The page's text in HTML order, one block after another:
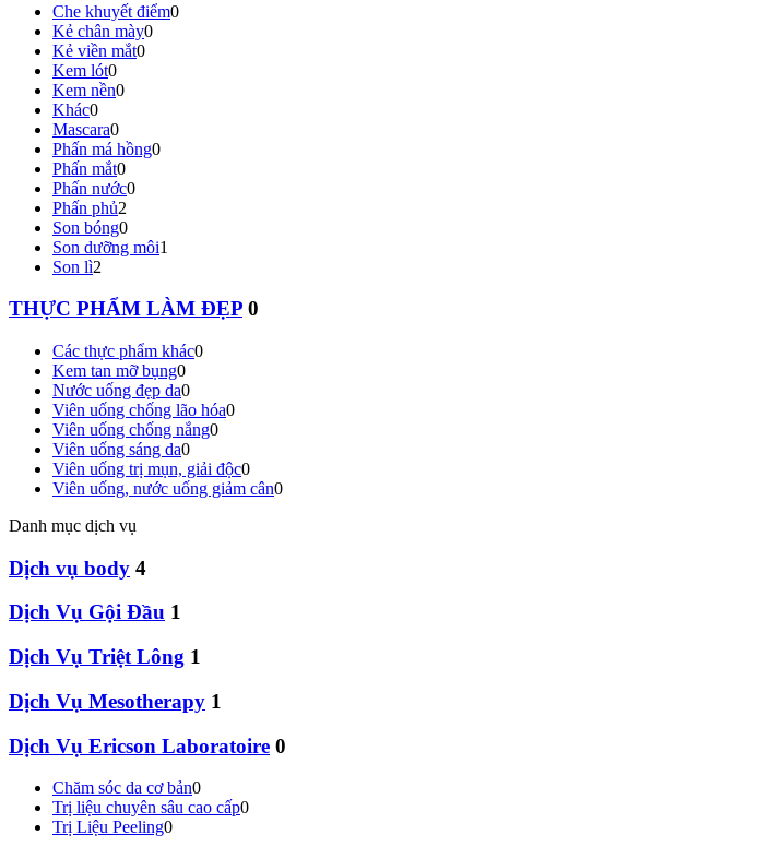
Che khuyết điểm0
Kẻ chân mày0
Kẻ viền mắt0
Kem lót0
Kem nền0
Khác0
Mascara0
Phấn má hồng0
Phấn mắt0
Phấn nước0
Phấn phủ2
Son bóng0
Son dưỡng môi1
Son lì2
THỰC PHẨM LÀM ĐẸP 0
Các thực phẩm khác0
Kem tan mỡ bụng0
Nước uống đẹp da0
Viên uống chống lão hóa0
Viên uống chống nắng0
Viên uống sáng da0
Viên uống trị mụn, giải độc0
Viên uống, nước uống giảm cân0
Danh mục dịch vụ
Dịch vụ body 4
Dịch Vụ Gội Đầu 1
Dịch Vụ Triệt Lông 1
Dịch Vụ Mesotherapy 1
Dịch Vụ Ericson Laboratoire 0
Chăm sóc da cơ bản0
Trị liệu chuyên sâu cao cấp0
Trị Liệu Peeling0